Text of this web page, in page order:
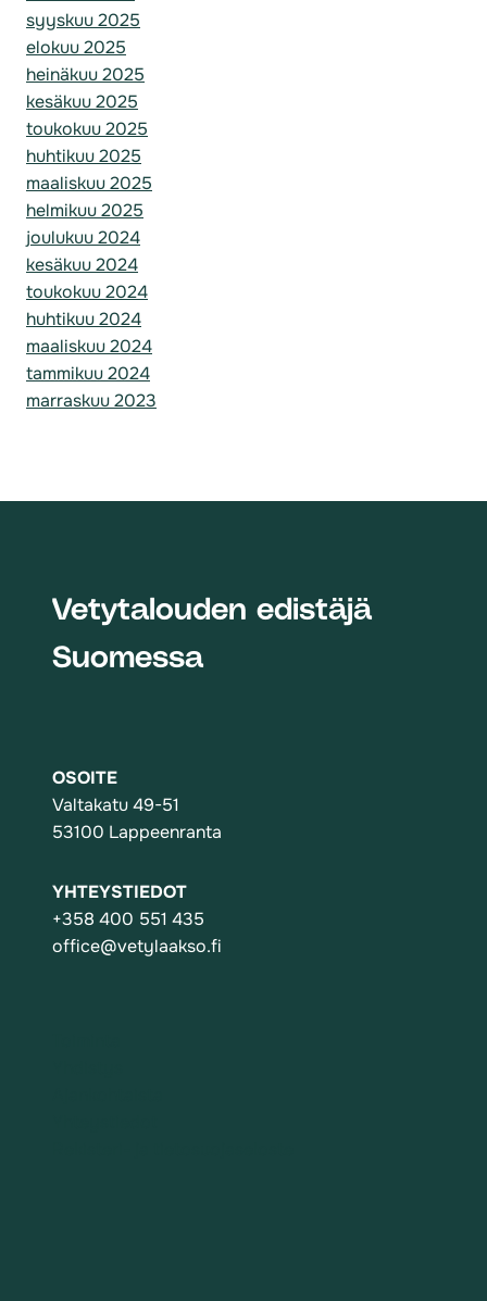
syyskuu 2025
elokuu 2025
heinäkuu 2025
kesäkuu 2025
toukokuu 2025
huhtikuu 2025
maaliskuu 2025
helmikuu 2025
joulukuu 2024
kesäkuu 2024
toukokuu 2024
huhtikuu 2024
maaliskuu 2024
tammikuu 2024
marraskuu 2023
Vetytalouden edistäjä
Suomessa
OSOITE
Valtakatu 49-51
53100 Lappeenranta
YHTEYSTIEDOT
+358 400 551 435
office@vetylaakso.fi